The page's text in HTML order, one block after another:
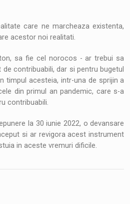
care ne marcheaza existenta,
acestor noi realitati.
sa fie cel norocos - ar trebui sa
contribuabili, dar si pentru bugetul
timpul acesteia, intr-una de sprijin a
din primul an pandemic, care s-a
contribuabili.
la 30 iunie 2022, o devansare
si ar revigora acest instrument
in aceste vremuri dificile.